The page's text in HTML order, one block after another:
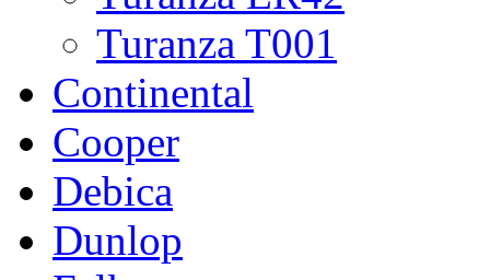
Turanza T001
Continental
Cooper
Debica
Dunlop